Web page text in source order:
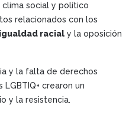
clima social y político
relacionados con los
igualdad racial y la oposición
y la falta de derechos
crearon un
y la resistencia.